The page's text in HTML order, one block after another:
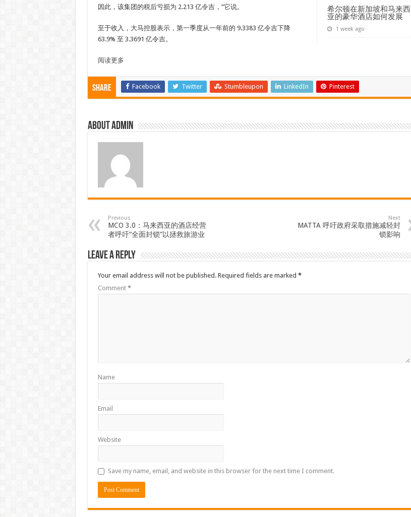
希尔顿在新加坡和马来西
亚的豪华酒店如何发展
1 week ago
因此，该集团的税后亏损为 2.213 亿令吉，”它说。
至于收入，大马控股表示，第一季度从一年前的 9.3383 亿令吉下降
63.9% 至 3.3691 亿令吉。
阅读更多
Share Facebook Twitter Stumbleupon LinkedIn Pinterest
About admin
Previous
MCO 3.0：马来西亚的酒店经营
者呼吁“全面封锁”以拯救旅游业
Next
MATTA 呼吁政府采取措施减轻封
锁影响
Leave a Reply
Your email address will not be published. Required fields are marked *
Comment *
Name
Email
Website
Save my name, email, and website in this browser for the next time I comment.